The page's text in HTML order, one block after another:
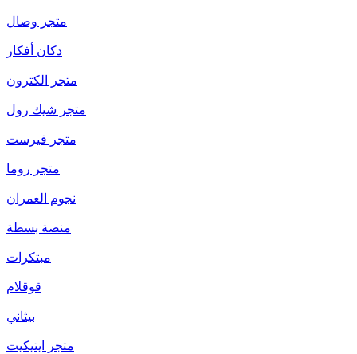
متجر وصال
دكان أفكار
متجر الكترون
متجر شيك رول
متجر فيرست
متجر روما
نجوم العمران
منصة بسطة
مبتكرات
قوقلام
بيثاني
متجر ايتيكيت